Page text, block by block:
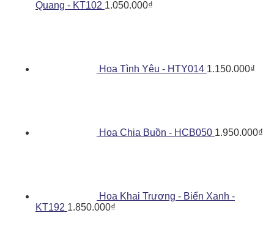
Quang - KT102 1.050.000₫
Hoa Tình Yêu - HTY014 1.150.000₫
Hoa Chia Buồn - HCB050 1.950.000₫
Hoa Khai Trương - Biển Xanh -
KT192 1.850.000₫